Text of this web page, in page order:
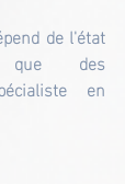
de l'état
des
en